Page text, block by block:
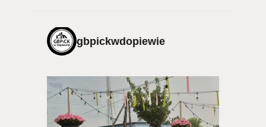
gbpickwdopiewie